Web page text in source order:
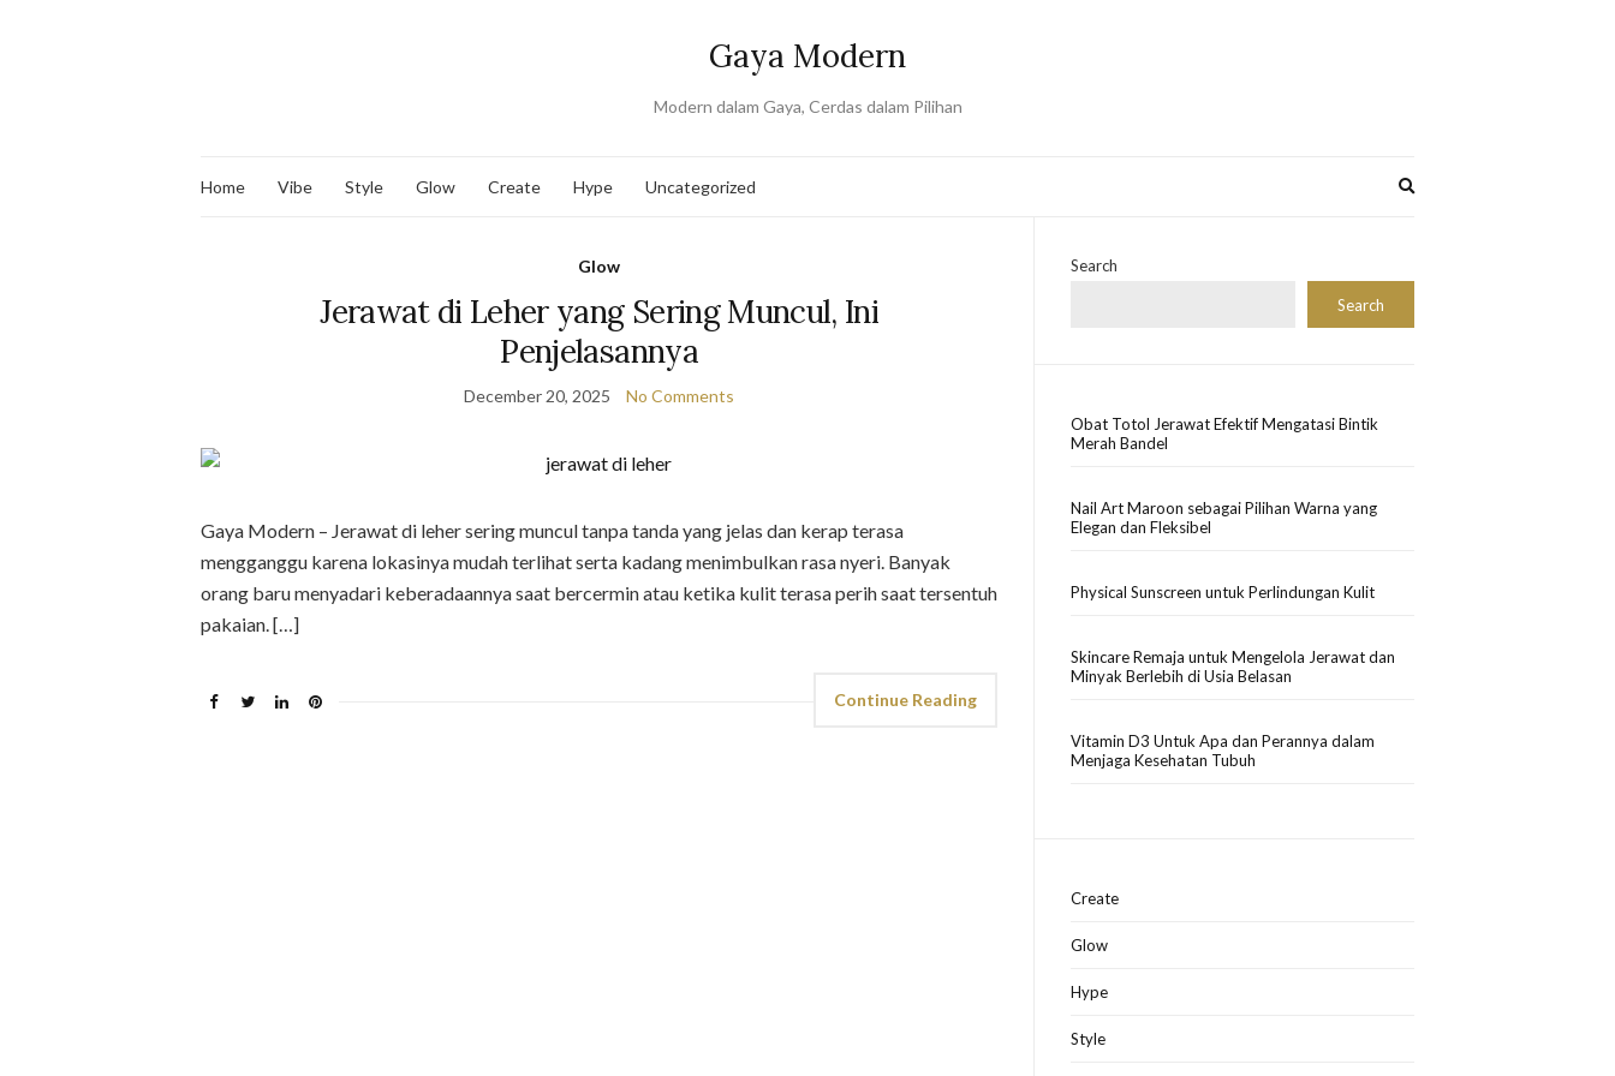
Gaya Modern
Modern dalam Gaya, Cerdas dalam Pilihan
Home Vibe Style Glow Create Hype Uncategorized
Glow
Jerawat di Leher yang Sering Muncul, Ini
Penjelasannya
December 20, 2025 No Comments
Gaya Modern – Jerawat di leher sering muncul tanpa tanda yang jelas dan kerap terasa
mengganggu karena lokasinya mudah terlihat serta kadang menimbulkan rasa nyeri. Banyak
orang baru menyadari keberadaannya saat bercermin atau ketika kulit terasa perih saat tersentuh
pakaian. […]
Continue Reading
Search
Search
Obat Totol Jerawat Efektif Mengatasi Bintik
Merah Bandel
Nail Art Maroon sebagai Pilihan Warna yang
Elegan dan Fleksibel
Physical Sunscreen untuk Perlindungan Kulit
Skincare Remaja untuk Mengelola Jerawat dan
Minyak Berlebih di Usia Belasan
Vitamin D3 Untuk Apa dan Perannya dalam
Menjaga Kesehatan Tubuh
Create
Glow
Hype
Style